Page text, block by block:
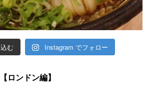
む Instagram でフォロー
ロンドン編】